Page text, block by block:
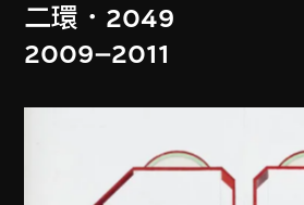
二環．2049
2009–2011